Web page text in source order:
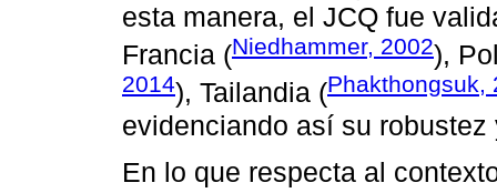
esta manera, el JCQ fue
Francia (Niedhammer, 2002),
2014), Tailandia (Phakthongsuk,
evidenciando así su
En lo que respecta al